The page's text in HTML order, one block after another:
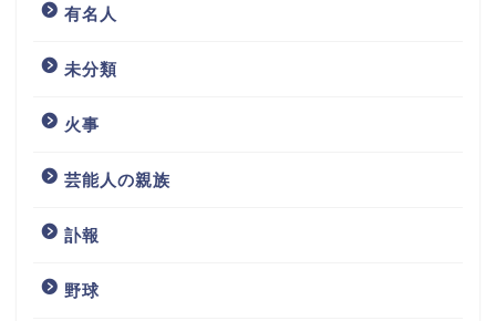
有名人
未分類
火事
芸能人の親族
訃報
野球